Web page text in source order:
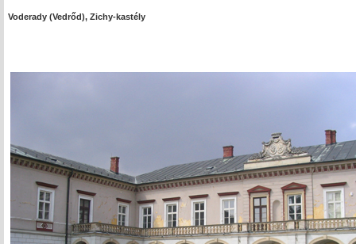
Voderady (Vedrőd), Zichy-kastély